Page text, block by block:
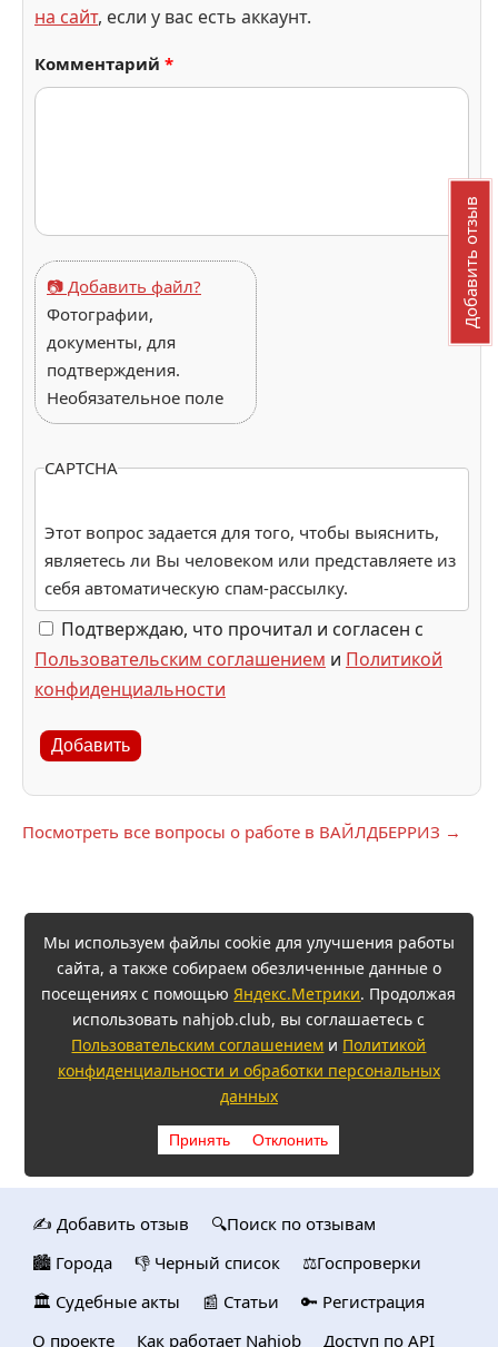
на сайт, если у вас есть аккаунт.
Комментарий *
📷 Добавить файл?
Фотографии,
документы, для
подтверждения.
Необязательное поле
CAPTCHA
Этот вопрос задается для того, чтобы выяснить,
являетесь ли Вы человеком или представляете из
себя автоматическую спам-рассылку.
Подтверждаю, что прочитал и согласен с
Пользовательским соглашением и Политикой
конфиденциальности
Добавить
Посмотреть все вопросы о работе в ВАЙЛДБЕРРИЗ →
Мы используем файлы cookie для улучшения работы
сайта, а также собираем обезличенные данные о
посещениях с помощьюЯндекс.Метрики. Продолжая
использовать nahjob.club, вы соглашаетесь с
Пользовательским соглашением и Политикой
конфиденциальности и обработки персональных
данных
Принять Отклонить
✍️ Добавить отзыв
🔍Поиск по отзывам
🏙️ Городa
👎 Черный список
⚖️Госпроверки
🏛️ Судебные акты
📰 Статьи
🔑 Регистрация
О проекте
Как работает Nahjob Доступ по API
Добавить отзыв